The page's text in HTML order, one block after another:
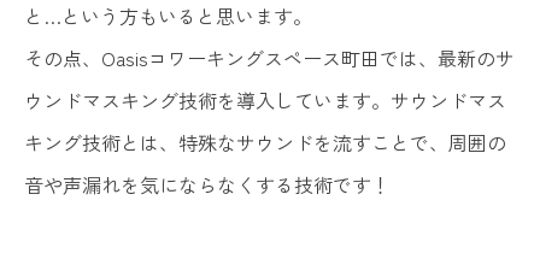
と…という方もいると思います。
その点、Oasisコワーキングスペース町田では、最新のサ
ウンドマスキング技術を導入しています。サウンドマス
キング技術とは、特殊なサウンドを流すことで、周囲の
音や声漏れを気にならなくする技術です！